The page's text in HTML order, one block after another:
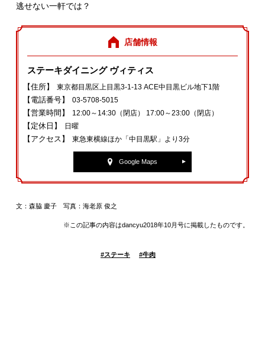
逃せない一軒では？
店舗情報
ステーキダイニング ヴィティス
【住所】 東京都目黒区上目黒3‐1‐13 ACE中目黒ビル地下1階
【電話番号】 03‐5708‐5015
【営業時間】 12:00～14:30（閉店） 17:00～23:00（閉店）
【定休日】 日曜
【アクセス】 東急東横線ほか「中目黒駅」より3分
Google Maps
文：森脇 慶子 写真：海老原 俊之
※この記事の内容はdancyu2018年10月号に掲載したものです。
#ステーキ #牛肉